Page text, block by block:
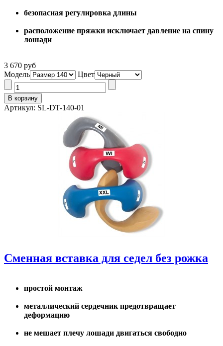
безопасная регулировка длины
расположение пряжки исключает давление на спину
лошади
3 670 руб
Модель
Цвет
Артикул: SL-DT-140-01
Сменная вставка для седел без рожка
простой монтаж
металлический сердечник предотвращает
деформацию
не мешает плечу лошади двигаться свободно